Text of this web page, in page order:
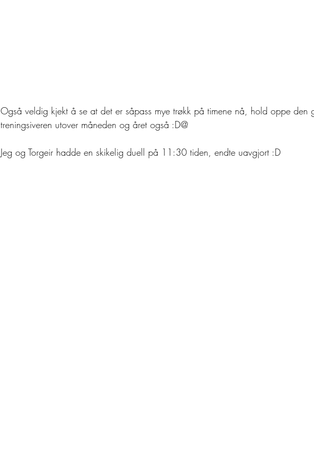
Også veldig kjekt å se at det er såpass mye trøkk på timene nå, hold oppe
treningsiveren utover måneden og året også :D@
Jeg og Torgeir hadde en skikelig duell på 11:30 tiden, endte uavgjort :D